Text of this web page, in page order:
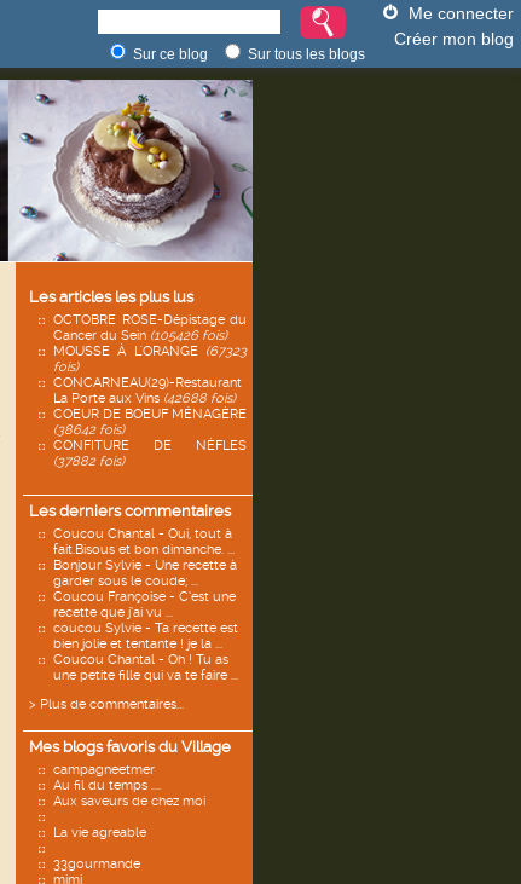
Me connecter
Créer mon blog
Sur ce blog Sur tous les blogs
Les articles les plus lus
OCTOBRE ROSE-Dépistage du
Cancer du Sein (105426 fois)
MOUSSE À L'ORANGE (67323
fois)
CONCARNEAU(29)-Restaurant
La Porte aux Vins (42688 fois)
COEUR DE BOEUF MÉNAGÈRE
(38642 fois)
CONFITURE DE NÈFLES
(37882 fois)
Les derniers commentaires
Coucou Chantal - Oui, tout à
fait.Bisous et bon dimanche. ...
Bonjour Sylvie - Une recette à
garder sous le coude; ...
Coucou Françoise - C’est une
recette que j’ai vu ...
coucou Sylvie - Ta recette est
bien jolie et tentante ! je la ...
Coucou Chantal - Oh ! Tu as
une petite fille qui va te faire ...
> Plus de commentaires...
Mes blogs favoris du Village
campagneetmer
Au fil du temps ....
Aux saveurs de chez moi
La vie agreable
33gourmande
mimi